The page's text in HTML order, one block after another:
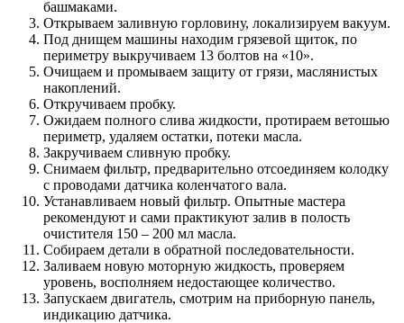
башмаками.
Открываем заливную горловину, локализируем вакуум.
Под днищем машины находим грязевой щиток, по
периметру выкручиваем 13 болтов на «10».
Очищаем и промываем защиту от грязи, маслянистых
накоплений.
Откручиваем пробку.
Ожидаем полного слива жидкости, протираем ветошью
периметр, удаляем остатки, потеки масла.
Закручиваем сливную пробку.
Cнимаем фильтр, предварительно отсоединяем колодку
с проводами датчика коленчатого вала.
Устанавливаем новый фильтр. Опытные мастера
рекомендуют и сами практикуют залив в полость
очистителя 150 – 200 мл масла.
Собираем детали в обратной последовательности.
Заливаем новую моторную жидкость, проверяем
уровень, восполняем недостающее количество.
Запускаем двигатель, смотрим на приборную панель,
индикацию датчика.